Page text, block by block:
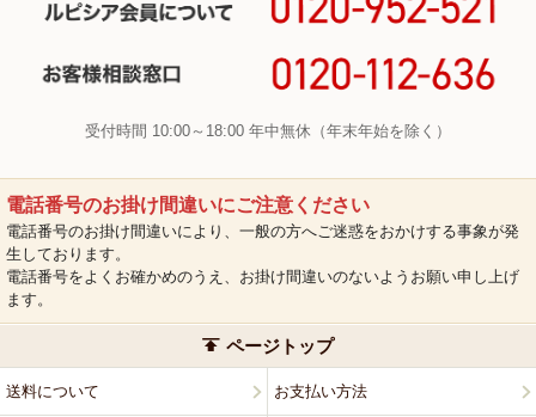
受付時間 10:00～18:00 年中無休（年末年始を除く）
電話番号のお掛け間違いにご注意ください
電話番号のお掛け間違いにより、一般の方へご迷惑をおかけする事象が発
生しております。
電話番号をよくお確かめのうえ、お掛け間違いのないようお願い申し上げ
ます。
ページトップ
送料について お支払い方法